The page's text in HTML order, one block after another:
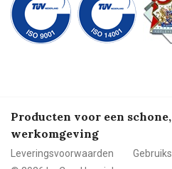
Producten voor een
werkomgeving
Leveringsvoorwaarden